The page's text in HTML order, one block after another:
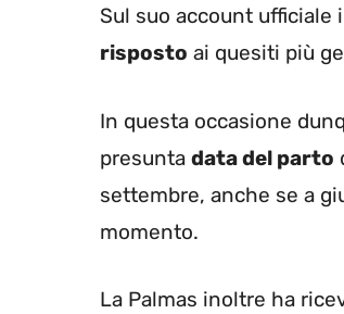
Sul suo account ufficiale
risposto ai quesiti più
In questa occasione
presunta data del parto
settembre, anche se a
momento.
La Palmas inoltre ha